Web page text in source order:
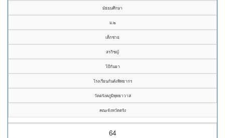
มัธยมศึกษา
ม.๒
เด็กชาย
สรวิชญ์
โป้กันยา
โรงเรียนกันตังพิทยากร
วัดตรังคภูมิพุทธาวาส
คณะจังหวัดตรัง
64